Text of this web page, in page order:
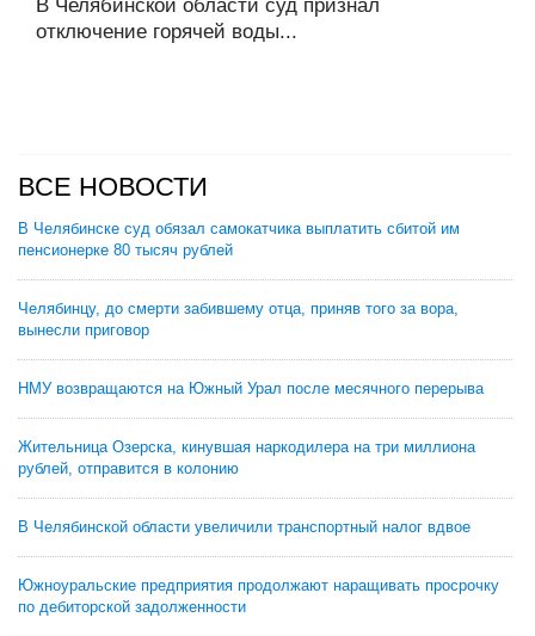
В Челябинской области суд признал
отключение горячей воды...
ВСЕ НОВОСТИ
В Челябинске суд обязал самокатчика выплатить сбитой им
пенсионерке 80 тысяч рублей
Челябинцу, до смерти забившему отца, приняв того за вора,
вынесли приговор
НМУ возвращаются на Южный Урал после месячного перерыва
Жительница Озерска, кинувшая наркодилера на три миллиона
рублей, отправится в колонию
В Челябинской области увеличили транспортный налог вдвое
Южноуральские предприятия продолжают наращивать просрочку
по дебиторской задолженности